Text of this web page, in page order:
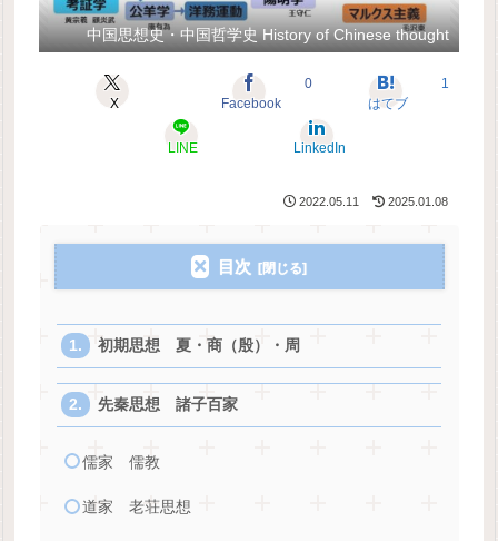
中国思想史・中国哲学史 History of Chinese thought
X Facebook
0
はてブ
1
LINE LinkedIn
2022.05.11 2025.01.08
目次
初期思想 夏・商（殷）・周
先秦思想 諸子百家
儒家 儒教
道家 老荘思想